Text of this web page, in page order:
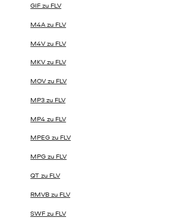
GIF zu FLV
M4A zu FLV
M4V zu FLV
MKV zu FLV
MOV zu FLV
MP3 zu FLV
MP4 zu FLV
MPEG zu FLV
MPG zu FLV
QT zu FLV
RMVB zu FLV
SWF zu FLV